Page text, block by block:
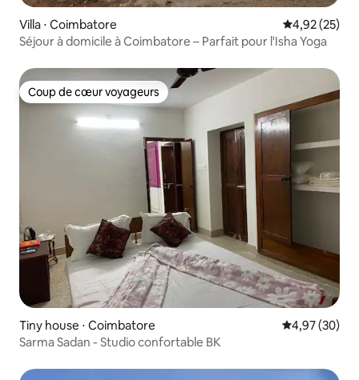
Villa ⋅ Coimbatore Évaluation
4,92 (25)
Séjour à domicile à Coimbatore – Parfait pour l'Isha Yoga
Coup de cœur voyageurs
Coup de cœur voyageurs
Tiny house ⋅ Coimbatore Évaluation
4,97 (30)
Sarma Sadan - Studio confortable BK